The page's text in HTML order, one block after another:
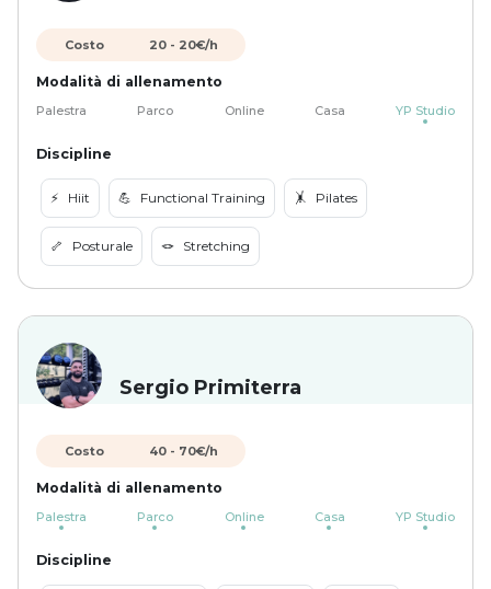
Costo 20- 20€/h
Modalità di allenamento
Palestra Parco Online Casa YP Studio
Discipline
⚡️ Hiit 💪 Functional Training 🤸 Pilates
🦴 Posturale 🪢 Stretching
Sergio Primiterra
Costo 40- 70€/h
Modalità di allenamento
Palestra Parco Online Casa YP Studio
Discipline